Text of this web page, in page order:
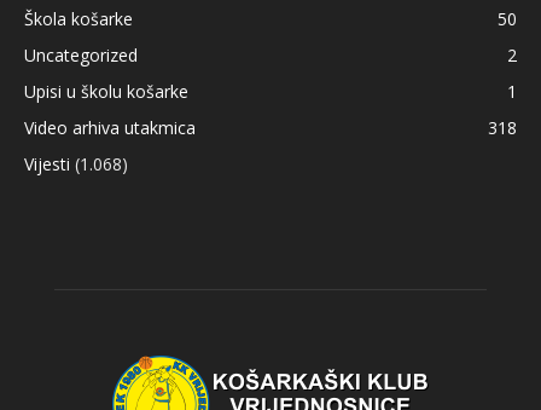
Škola košarke
50
Uncategorized
2
Upisi u školu košarke
1
Video arhiva utakmica
318
Vijesti (1.068)